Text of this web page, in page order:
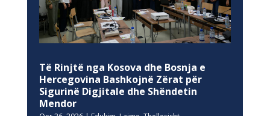
Të Rinjtë nga Kosova dhe Bosnja e
Hercegovina Bashkojnë Zërat për
Sigurinë Digjitale dhe Shëndetin
Mendor